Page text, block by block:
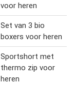
voor heren
Set van 3 bio
boxers voor heren
Sportshort met
thermo zip voor
heren